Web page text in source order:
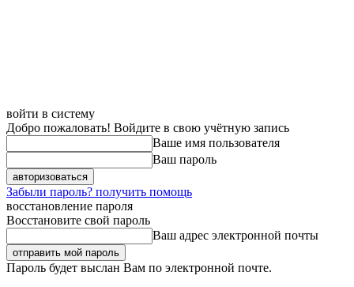
войти в систему
Добро пожаловать! Войдите в свою учётную запись
Ваше имя пользователя
Ваш пароль
Забыли пароль? получить помощь
восстановление пароля
Восстановите свой пароль
Ваш адрес электронной почты
Пароль будет выслан Вам по электронной почте.